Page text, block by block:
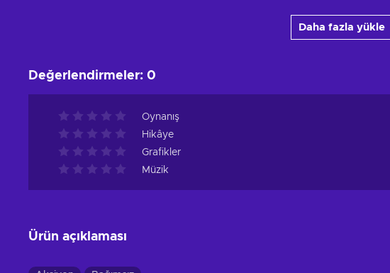
Daha fazla yükle
Değerlendirmeler: 0
Oynanış
Hikâye
Grafikler
Müzik
Ürün açıklaması